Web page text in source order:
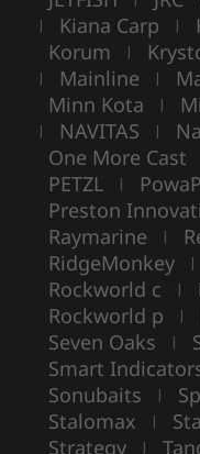
| Kiana Carp |
Korum |
| Mainline |
Minn Kota |
| NAVITAS |
One More Cast
PETZL |
Preston
Raymarine |
RidgeMonkey |
Rockworld c |
Rockworld p |
Seven Oaks |
Smart
Sonubaits |
Stalomax |
Strategy |